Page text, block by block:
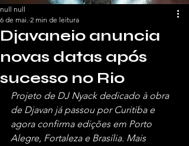
Djavaneio anuncia
novas datas após
sucesso no Rio
null null
6 de mai. 2 min de leitura
Projeto de DJ Nyack dedicado à obra
de Djavan já passou por Curitiba e
agora confirma edições em Porto
Alegre, Fortaleza e Brasília. Mais